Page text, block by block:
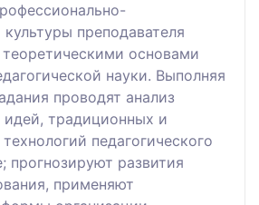
культуры преподавателя
основами
науки. Выполняя
проводят анализ
идей, традиционных и
педагогического
прогнозируют развития
применяют